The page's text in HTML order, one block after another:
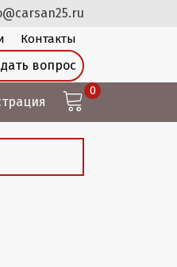
Контакты
вопрос
0